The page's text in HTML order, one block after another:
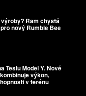
Ram chystá
nový Rumble Bee
Teslu Model Y. Nové
výkon,
v terénu